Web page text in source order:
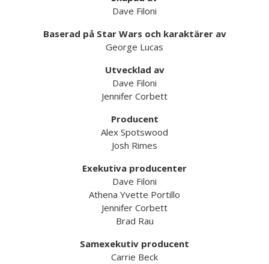
Dave Filoni
Baserad på Star Wars och karaktärer av
George Lucas
Utvecklad av
Dave Filoni
Jennifer Corbett
Producent
Alex Spotswood
Josh Rimes
Exekutiva producenter
Dave Filoni
Athena Yvette Portillo
Jennifer Corbett
Brad Rau
Samexekutiv producent
Carrie Beck